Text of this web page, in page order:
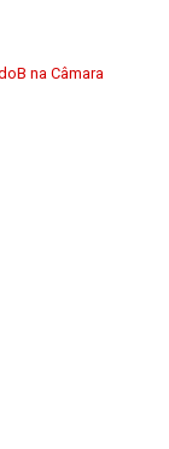
na Câmara